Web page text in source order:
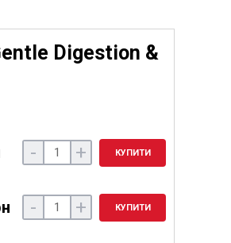
Digestion &
- + КУПИТИ
- + КУПИТИ